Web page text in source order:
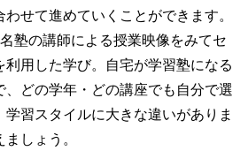
せて進めていくことができます。
塾の講師による授業映像をみてセ
利用した学び。自宅が学習塾になる
、どの学年・どの講座でも自分で選
習スタイルに大きな違いがありま
しょう。